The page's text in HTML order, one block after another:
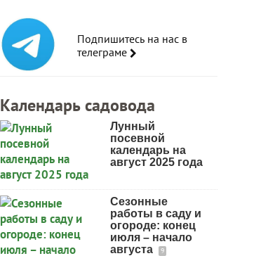
Подпишитесь на нас в
телеграме
Календарь садовода
Лунный
посевной
календарь на
август 2025 года
Сезонные
работы в саду и
огороде: конец
июля – начало
августа
9